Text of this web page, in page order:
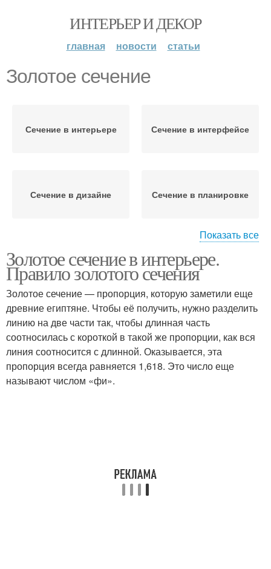
ИНТЕРЬЕР И ДЕКОР
главная новости статьи
Золотое сечение
Сечение в интерьере Сечение в интерфейсе
Сечение в дизайне Сечение в планировке
Сечение в жизни Сечение в ландшафте
Сечения для посадки
Интерьер без границ/
золотое сечение
Показать все
Золотое сечение в интерьере.
Правило золотого сечения
Золотое сечение — пропорция, которую заметили еще
древние египтяне. Чтобы её получить, нужно разделить
линию на две части так, чтобы длинная часть
соотносилась с короткой в такой же пропорции, как вся
линия соотносится с длинной. Оказывается, эта
пропорция всегда равняется 1,618. Это число еще
называют числом «фи».